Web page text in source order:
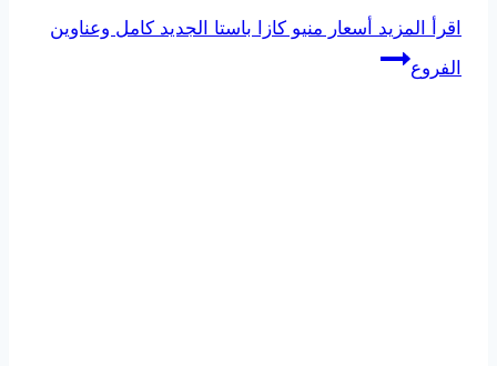
اقرأ المزيد أسعار منيو كازا باستا الجديد كامل وعناوين
الفروع